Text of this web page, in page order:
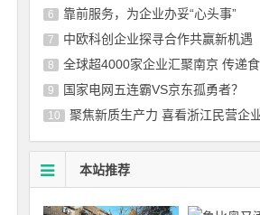
6 靠前服务，为企业办妥“心头事”
7 中欧科创企业探寻合作共赢新机遇
8 全球超4000家企业汇聚南京 传递食品产业
9 国家电网五连霸VS京东孤勇者？
10 聚焦新质生产力 喜看浙江民营企业的突
本站推荐